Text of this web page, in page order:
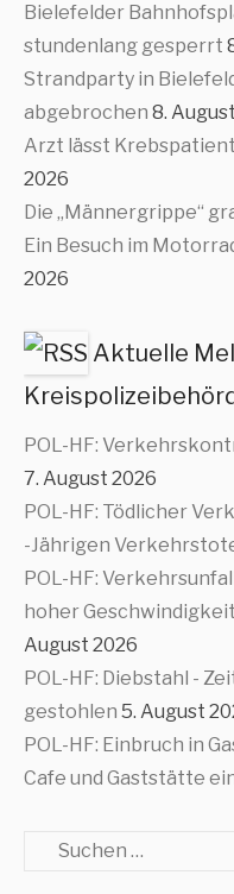
Bielefelder
stundenlang gesperrt
Strandparty in
abgebrochen 8.
Arzt lässt
2026
Die „Männergrippe“
Ein Besuch im
2026
Aktuelle
POL-HF:
7. August 2026
POL-HF: Tödlicher
-Jährigen
POL-HF:
hoher
August 2026
POL-HF: Diebstahl -
gestohlen 5. August
POL-HF: Einbruch in
Cafe und Gaststätte
Suche